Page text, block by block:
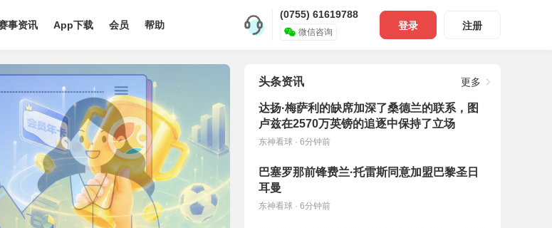
事资讯 App下载 会员 帮助
(0755) 61619788
微信咨询
注册
登录
头条资讯 更多
达扬·梅萨利的缺席加深了桑德兰的联系，图
卢兹在2570万英镑的追逐中保持了立场
东神看球 · 6分钟前
巴塞罗那前锋费兰·托雷斯同意加盟巴黎圣日
耳曼
东神看球 · 6分钟前